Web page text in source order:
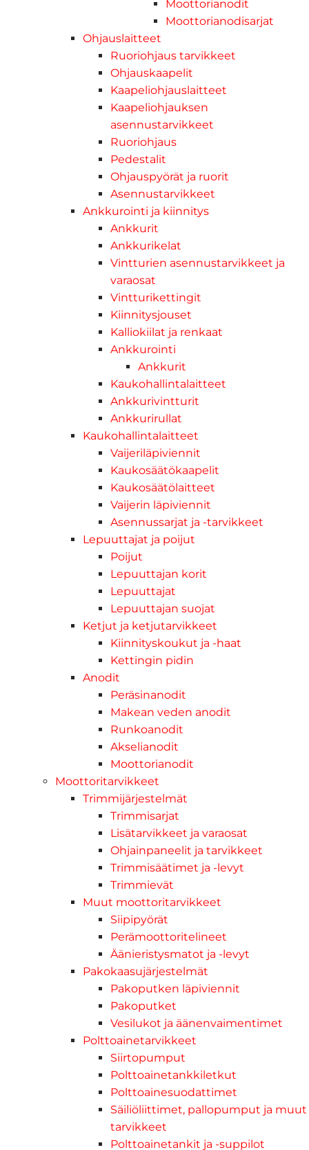
Moottorianodit
Moottorianodisarjat
Ohjauslaitteet
Ruoriohjaus tarvikkeet
Ohjauskaapelit
Kaapeliohjauslaitteet
Kaapeliohjauksen
asennustarvikkeet
Ruoriohjaus
Pedestalit
Ohjauspyörät ja ruorit
Asennustarvikkeet
Ankkurointi ja kiinnitys
Ankkurit
Ankkurikelat
Vintturien asennustarvikkeet ja
varaosat
Vintturikettingit
Kiinnitysjouset
Kalliokiilat ja renkaat
Ankkurointi
Ankkurit
Kaukohallintalaitteet
Ankkurivintturit
Ankkurirullat
Kaukohallintalaitteet
Vaijeriläpiviennit
Kaukosäätökaapelit
Kaukosäätölaitteet
Vaijerin läpiviennit
Asennussarjat ja -tarvikkeet
Lepuuttajat ja poijut
Poijut
Lepuuttajan korit
Lepuuttajat
Lepuuttajan suojat
Ketjut ja ketjutarvikkeet
Kiinnityskoukut ja -haat
Kettingin pidin
Anodit
Peräsinanodit
Makean veden anodit
Runkoanodit
Akselianodit
Moottorianodit
Moottoritarvikkeet
Trimmijärjestelmät
Trimmisarjat
Lisätarvikkeet ja varaosat
Ohjainpaneelit ja tarvikkeet
Trimmisäätimet ja -levyt
Trimmievät
Muut moottoritarvikkeet
Siipipyörät
Perämoottoritelineet
Äänieristysmatot ja -levyt
Pakokaasujärjestelmät
Pakoputken läpiviennit
Pakoputket
Vesilukot ja äänenvaimentimet
Polttoainetarvikkeet
Siirtopumput
Polttoainetankkiletkut
Polttoainesuodattimet
Säiliöliittimet, pallopumput ja muut
tarvikkeet
Polttoainetankit ja -suppilot